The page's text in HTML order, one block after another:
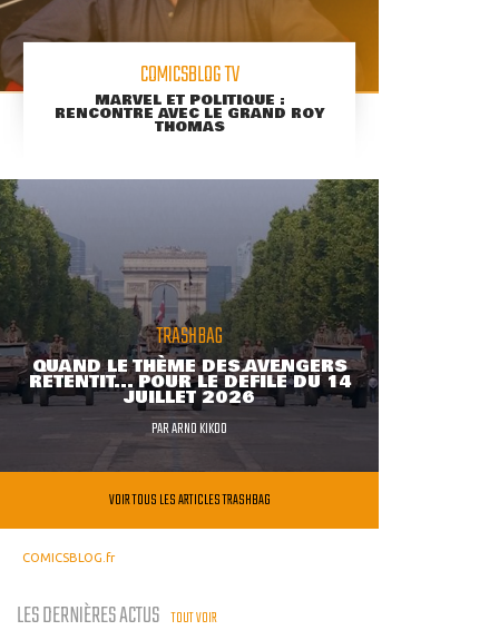
COMICSBLOG TV
MARVEL ET POLITIQUE :
RENCONTRE AVEC LE GRAND ROY
THOMAS
TRASHBAG
QUAND LE THÈME DES AVENGERS
RETENTIT... POUR LE DÉFILÉ DU 14
JUILLET 2026
PARARNO KIKOO
VOIR TOUS LES ARTICLES TRASHBAG
COMICSBLOG.fr
LES DERNIÈRES ACTUS TOUT VOIR